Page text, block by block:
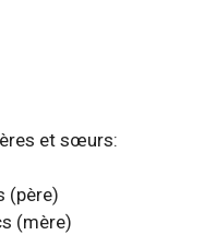
et sœurs:
(père)
(mère)